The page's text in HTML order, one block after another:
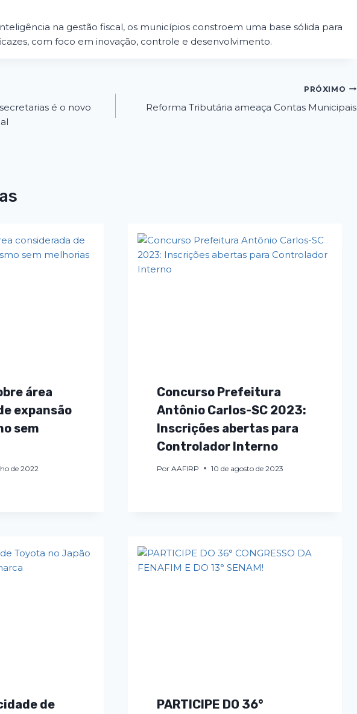
na gestão fiscal, os municípios constroem uma base sólida para
com foco em inovação, controle e desenvolvimento.
é o novo
PRÓXIMO
Reforma Tributária ameaça Contas Municipais
área
expansão
sem
de 2022
Concurso Prefeitura
Antônio Carlos-SC 2023:
Inscrições abertas para
Controlador Interno
Por AAFIRP 10 de agosto de 2023
de
PARTICIPE DO 36°